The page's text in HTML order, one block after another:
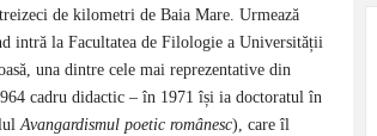
de kilometri de Baia Mare. Urmează
intră la Facultatea de Filologie a Universității
una dintre cele mai reprezentative din
cadru didactic – în 1971 își ia doctoratul în
Avangardismul poetic românesc), care îl